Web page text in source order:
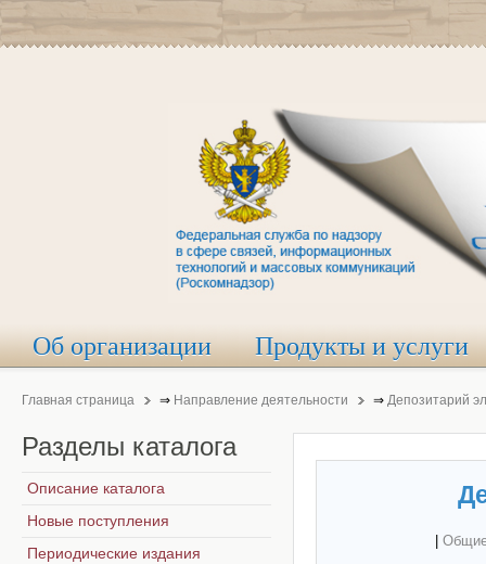
Об организации Продукты и услуги
Главная страница ⇒ Направление деятельности ⇒ Депозитарий
Разделы каталога
Описание каталога
Новые поступления
Периодические издания